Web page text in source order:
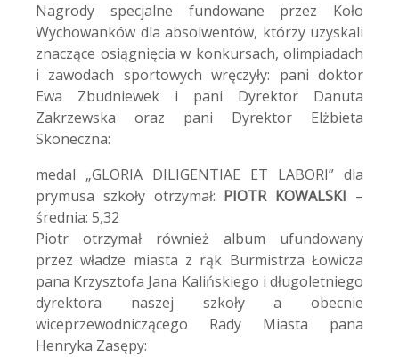
Nagrody specjalne fundowane przez Koło
Wychowanków dla absolwentów, którzy uzyskali
znaczące osiągnięcia w konkursach, olimpiadach
i zawodach sportowych wręczyły: pani doktor
Ewa Zbudniewek i pani Dyrektor Danuta
Zakrzewska oraz pani Dyrektor Elżbieta
Skoneczna:
medal „GLORIA DILIGENTIAE ET LABORI” dla
prymusa szkoły otrzymał: PIOTR KOWALSKI –
średnia: 5,32
Piotr otrzymał również album ufundowany
przez władze miasta z rąk Burmistrza Łowicza
pana Krzysztofa Jana Kalińskiego i długoletniego
dyrektora naszej szkoły a obecnie
wiceprzewodniczącego Rady Miasta pana
Henryka Zasępy: